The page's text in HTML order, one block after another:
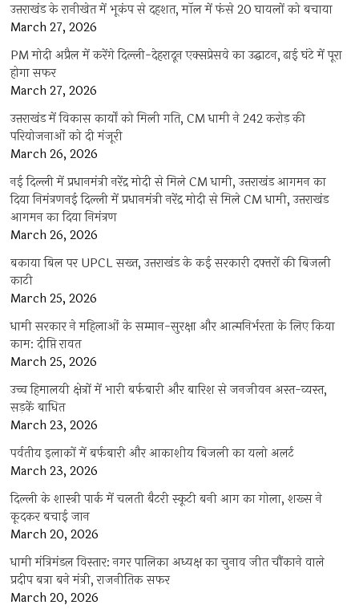
उत्तराखंड के रानीखेत में भूकंप से दहशत, मॉल में फंसे 20 घायलों को बचाया
March 27, 2026
PM मोदी अप्रैल में करेंगे दिल्ली-देहरादून एक्सप्रेसवे का उद्घाटन, ढाई घंटे में पूरा
होगा सफर
March 27, 2026
उत्तराखंड में विकास कार्यों को मिली गति, CM धामी ने 242 करोड़ की
परियोजनाओं को दी मंजूरी
March 26, 2026
नई दिल्ली में प्रधानमंत्री नरेंद्र मोदी से मिले CM धामी, उत्तराखंड आगमन का
दिया निमंत्रणनई दिल्ली में प्रधानमंत्री नरेंद्र मोदी से मिले CM धामी, उत्तराखंड
आगमन का दिया निमंत्रण
March 26, 2026
बकाया बिल पर UPCL सख्त, उत्तराखंड के कई सरकारी दफ्तरों की बिजली
काटी
March 25, 2026
धामी सरकार ने महिलाओं के सम्मान-सुरक्षा और आत्मनिर्भरता के लिए किया
काम: दीप्ति रावत
March 25, 2026
उच्च हिमालयी क्षेत्रों में भारी बर्फबारी और बारिश से जनजीवन अस्त-व्यस्त,
सड़कें बाधित
March 23, 2026
पर्वतीय इलाकों में बर्फबारी और आकाशीय बिजली का यलो अलर्ट
March 23, 2026
दिल्ली के शास्त्री पार्क में चलती बैटरी स्कूटी बनी आग का गोला, शख्स ने
कूदकर बचाई जान
March 20, 2026
धामी मंत्रिमंडल विस्तार: नगर पालिका अध्यक्ष का चुनाव जीत चौंकाने वाले
प्रदीप बत्रा बने मंत्री, राजनीतिक सफर
March 20, 2026